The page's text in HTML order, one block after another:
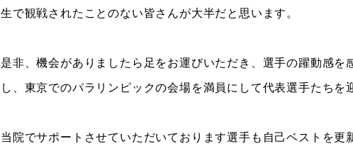
生で観戦されたことのない皆さんが大半だと思います。
是非、機会がありましたら足をお運びいただき、選手の躍動感を
し、東京でのパラリンピックの会場を満員にして代表選手たちを
当院でサポートさせていただいております選手も自己ベストを更